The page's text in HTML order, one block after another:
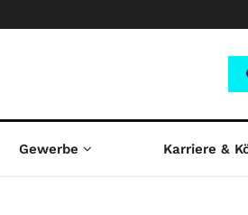
Gewerbe Karriere &